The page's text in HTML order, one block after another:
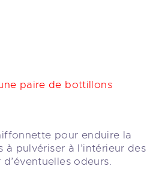
paire de bottillons
pour enduire la
pulvériser à l’intérieur des
odeurs.